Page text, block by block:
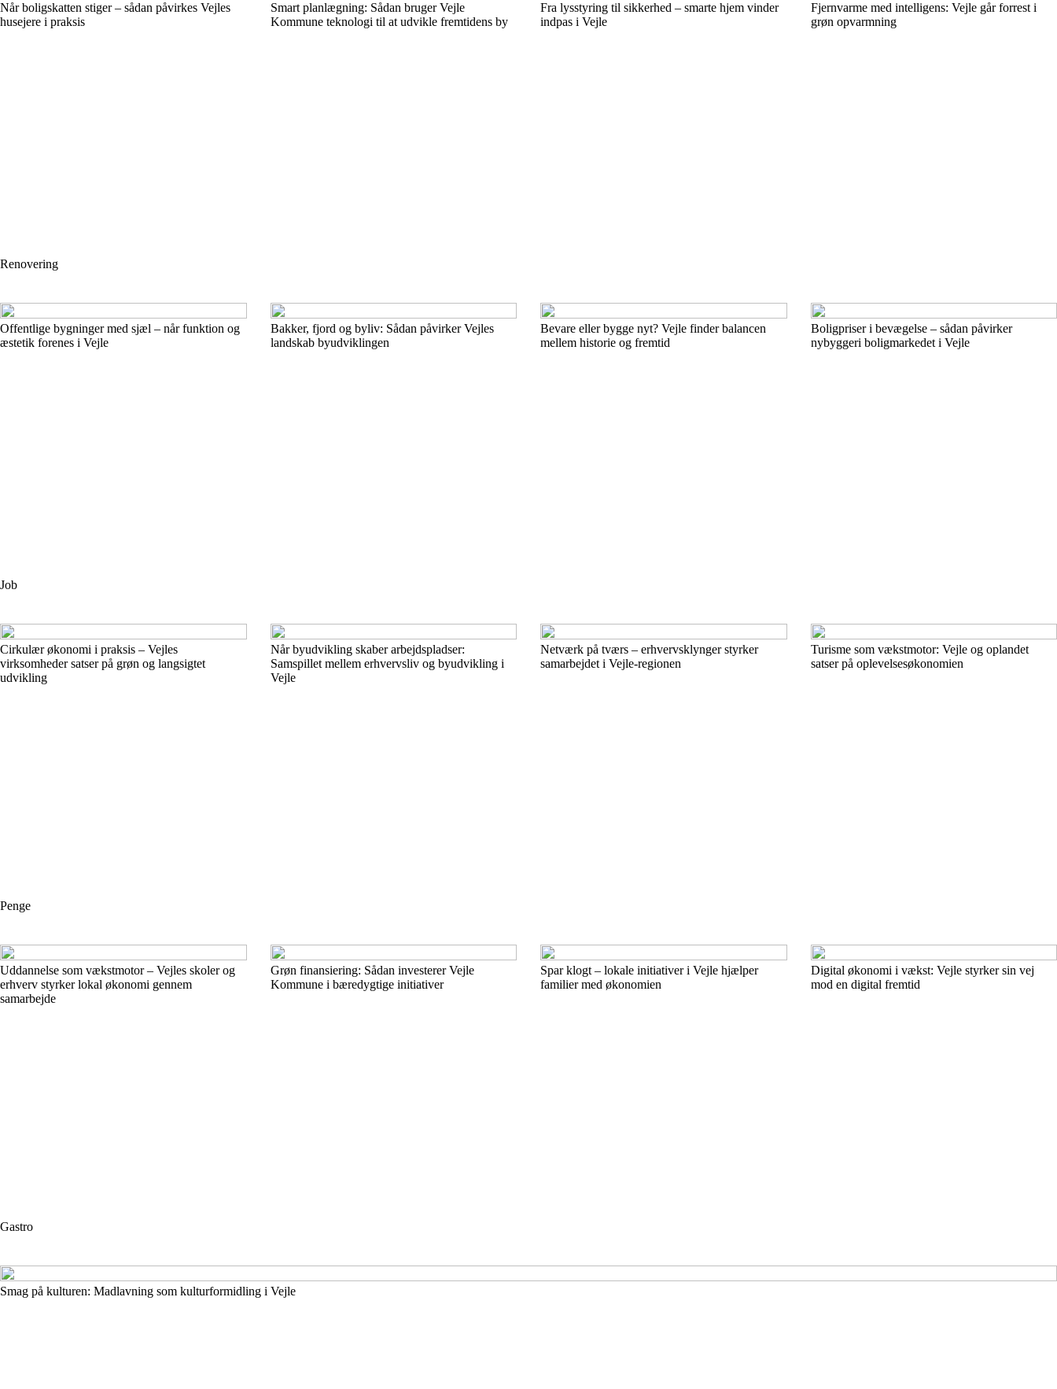
Når boligskatten stiger – sådan påvirkes Vejles
husejere i praksis
Smart planlægning: Sådan bruger Vejle
Kommune teknologi til at udvikle fremtidens by
Fra lysstyring til sikkerhed – smarte hjem vinder
indpas i Vejle
Fjernvarme med intelligens: Vejle går forrest i
grøn opvarmning
Renovering
Offentlige bygninger med sjæl – når funktion og
æstetik forenes i Vejle
Bakker, fjord og byliv: Sådan påvirker Vejles
landskab byudviklingen
Bevare eller bygge nyt? Vejle finder balancen
mellem historie og fremtid
Boligpriser i bevægelse – sådan påvirker
nybyggeri boligmarkedet i Vejle
Job
Cirkulær økonomi i praksis – Vejles
virksomheder satser på grøn og langsigtet
udvikling
Når byudvikling skaber arbejdspladser:
Samspillet mellem erhvervsliv og byudvikling i
Vejle
Netværk på tværs – erhvervsklynger styrker
samarbejdet i Vejle-regionen
Turisme som vækstmotor: Vejle og oplandet
satser på oplevelsesøkonomien
Penge
Uddannelse som vækstmotor – Vejles skoler og
erhverv styrker lokal økonomi gennem
samarbejde
Grøn finansiering: Sådan investerer Vejle
Kommune i bæredygtige initiativer
Spar klogt – lokale initiativer i Vejle hjælper
familier med økonomien
Digital økonomi i vækst: Vejle styrker sin vej
mod en digital fremtid
Gastro
Smag på kulturen: Madlavning som kulturformidling i Vejle